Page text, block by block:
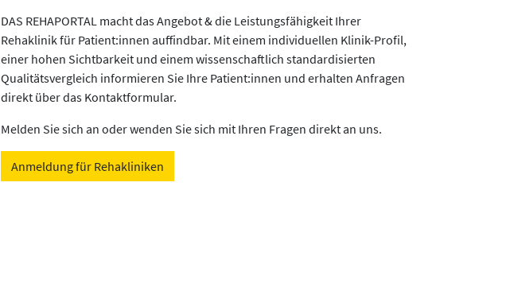
DAS REHAPORTAL macht das Angebot & die Leistungsfähigkeit Ihrer
Rehaklinik für Patient:innen auffindbar. Mit einem individuellen Klinik-Profil,
einer hohen Sichtbarkeit und einem wissenschaftlich standardisierten
Qualitätsvergleich informieren Sie Ihre Patient:innen und erhalten Anfragen
direkt über das Kontaktformular.
Melden Sie sich an oder wenden Sie sich mit Ihren Fragen direkt an uns.
Anmeldung für Rehakliniken